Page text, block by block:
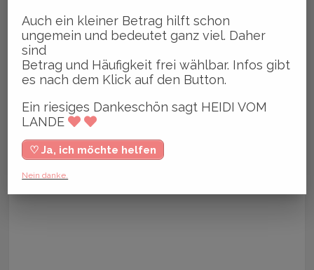
Auch ein kleiner Betrag hilft schon
ungemein und bedeutet ganz viel. Daher
sind
Betrag und Häufigkeit frei wählbar. Infos gibt
es nach dem Klick auf den Button.
Ein riesiges Dankeschön sagt HEIDI VOM
LANDE
♡ Ja, ich möchte helfen
Nein danke.